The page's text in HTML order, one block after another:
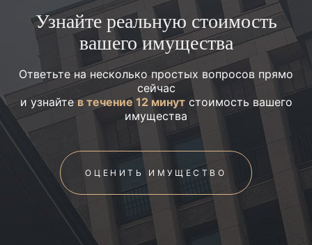
Узнайте реальную стоимость
вашего имущества
Ответьте на несколько простых вопросов прямо
сейчас
и узнайтев течение 12 минутстоимость вашего
имущества
ОЦЕНИТЬ ИМУЩЕСТВО